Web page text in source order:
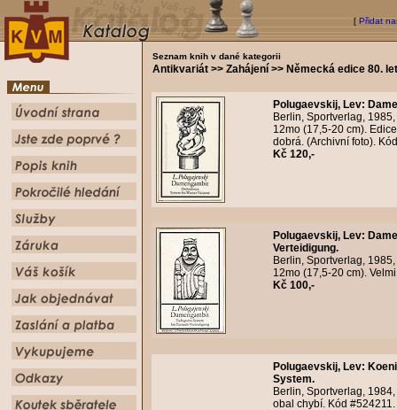
[ Přidat
Seznam knih v dané kategorii
Antikvariát >> Zahájení >> Německá edice 80. let
Polugaevskij, Lev:
Berlin, Sportverlag,
12mo (17,5-20 cm).
dobrá. (Archivní foto).
Kč 120,-
Polugaevskij, Lev:
Verteidigung.
Berlin, Sportverlag,
12mo (17,5-20 cm).
Kč 100,-
Polugaevskij, Lev:
System.
Berlin, Sportverlag,
obal chybí. Kód #524211.